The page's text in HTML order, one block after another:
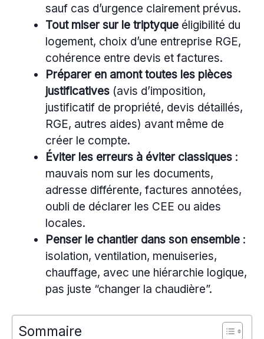
sauf cas d’urgence clairement prévus.
Tout miser sur le triptyque éligibilité du
logement, choix d’une entreprise RGE,
cohérence entre devis et factures.
Préparer en amont toutes les pièces
justificatives (avis d’imposition,
justificatif de propriété, devis détaillés,
RGE, autres aides) avant même de
créer le compte.
Éviter les erreurs à éviter classiques :
mauvais nom sur les documents,
adresse différente, factures annotées,
oubli de déclarer les CEE ou aides
locales.
Penser le chantier dans son ensemble :
isolation, ventilation, menuiseries,
chauffage, avec une hiérarchie logique,
pas juste “changer la chaudière”.
Sommaire